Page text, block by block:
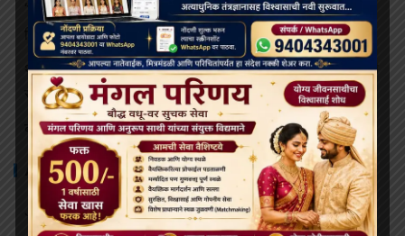
‘विकसित भारत २०४७’ साठी बौद्ध मूल्ये आणि आधुनिक विज्ञान महत्त्वाचे:
हिमाचलचे राज्यपाल
थायलंडच्या अपघातात जखमी झालेल्या भिक्षूंच्या देखभाल त्यांना राजेशाही
संरक्षणाखाली उपचार पुरवले जातील.
बोधिमग्गो महाविहार प्रवेश व्दार चे भूमि पूजन संपन्न
ARCHIVES
July 2026